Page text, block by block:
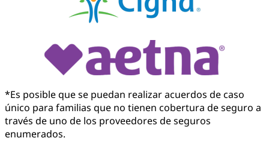
*Es posible que se puedan realizar acuerdos de caso
único para familias que no tienen cobertura de seguro a
través de uno de los proveedores de seguros
enumerados.